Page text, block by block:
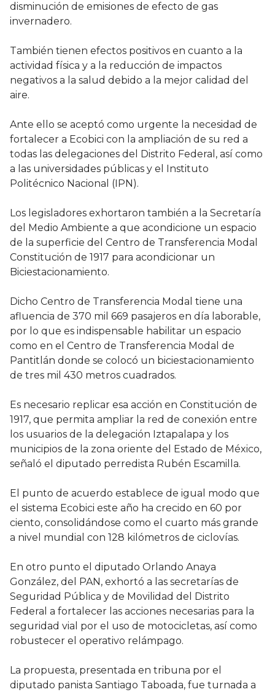
disminución de emisiones de efecto de gas
invernadero.
También tienen efectos positivos en cuanto a la
actividad física y a la reducción de impactos
negativos a la salud debido a la mejor calidad del
aire.
Ante ello se aceptó como urgente la necesidad de
fortalecer a Ecobici con la ampliación de su red a
todas las delegaciones del Distrito Federal, así como
a las universidades públicas y el Instituto
Politécnico Nacional (IPN).
Los legisladores exhortaron también a la Secretaría
del Medio Ambiente a que acondicione un espacio
de la superficie del Centro de Transferencia Modal
Constitución de 1917 para acondicionar un
Biciestacionamiento.
Dicho Centro de Transferencia Modal tiene una
afluencia de 370 mil 669 pasajeros en día laborable,
por lo que es indispensable habilitar un espacio
como en el Centro de Transferencia Modal de
Pantitlán donde se colocó un biciestacionamiento
de tres mil 430 metros cuadrados.
Es necesario replicar esa acción en Constitución de
1917, que permita ampliar la red de conexión entre
los usuarios de la delegación Iztapalapa y los
municipios de la zona oriente del Estado de México,
señaló el diputado perredista Rubén Escamilla.
El punto de acuerdo establece de igual modo que
el sistema Ecobici este año ha crecido en 60 por
ciento, consolidándose como el cuarto más grande
a nivel mundial con 128 kilómetros de ciclovías.
En otro punto el diputado Orlando Anaya
González, del PAN, exhortó a las secretarías de
Seguridad Pública y de Movilidad del Distrito
Federal a fortalecer las acciones necesarias para la
seguridad vial por el uso de motocicletas, así como
robustecer el operativo relámpago.
La propuesta, presentada en tribuna por el
diputado panista Santiago Taboada, fue turnada a